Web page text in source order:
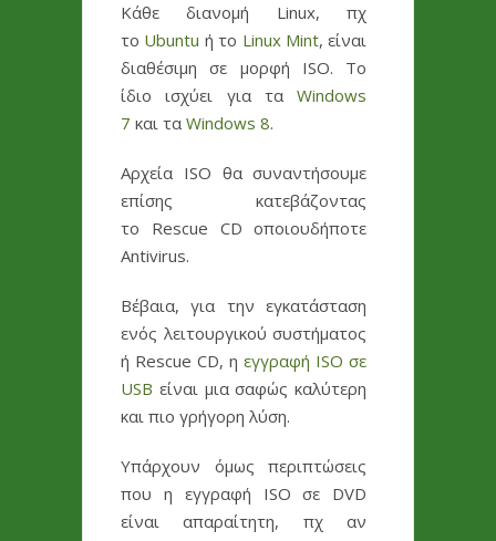
Κάθε διανομή Linux, πχ
το Ubuntu ή το Linux Mint, είναι
διαθέσιμη σε μορφή ISO. Το
ίδιο ισχύει για ταWindows
7 και τα Windows 8.
Αρχεία ISO θα συναντήσουμε
επίσης κατεβάζοντας
το Rescue CD οποιουδήποτε
Antivirus.
Βέβαια, για την εγκατάσταση
ενός λειτουργικού συστήματος
ή Rescue CD, ηεγγραφή ISO σε
USB είναι μια σαφώς καλύτερη
και πιο γρήγορη λύση.
Υπάρχουν όμως περιπτώσεις
που η εγγραφή ISO σε DVD
είναι απαραίτητη, πχ αν